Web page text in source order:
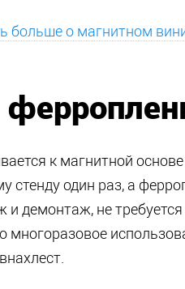
больше о магнитном
к магнитной
стенду один раз, а
демонтаж, не
многоразовое